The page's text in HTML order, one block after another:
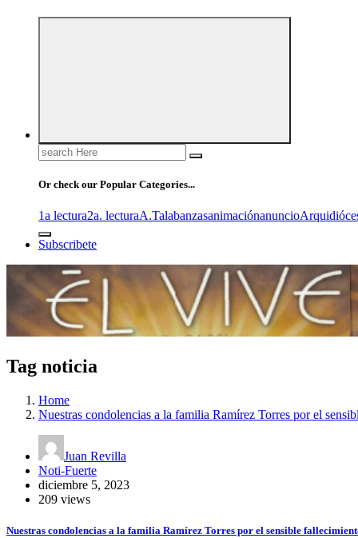
Search
for:
Or check our Popular Categories...
1a lectura2a. lecturaA.Talabanzasanimaciónanuncio
Subscribete
Tag noticia
Home
Nuestras condolencias a la familia Ramírez Torres por el
Juan Revilla
Noti-Fuerte
diciembre 5, 2023
209 views
Nuestras condolencias a la familia Ramírez Torres por el sensible